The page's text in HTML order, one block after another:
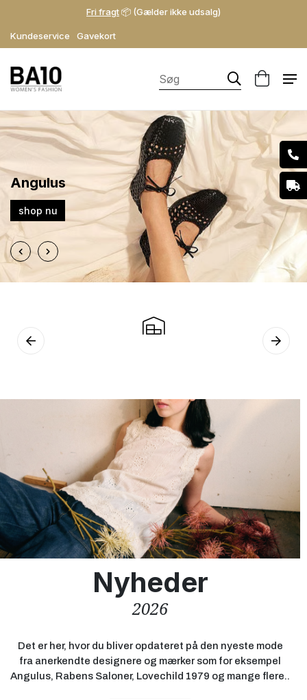
Kundeservice Gavekort
Fri fragt📦 (Gælder ikke udsalg)
Angulus
shop nu
Nyheder
2026
Det er her, hvor du bliver opdateret på den nyeste mode
fra anerkendte designere og mærker som for eksempel
Angulus, Rabens Saloner, Lovechild 1979 og mange flere..